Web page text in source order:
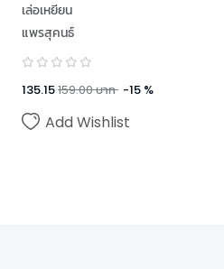
เล่อเหยียน
แพรสุคนธ์
135.15159.00บาท -15 %
Add Wishlist